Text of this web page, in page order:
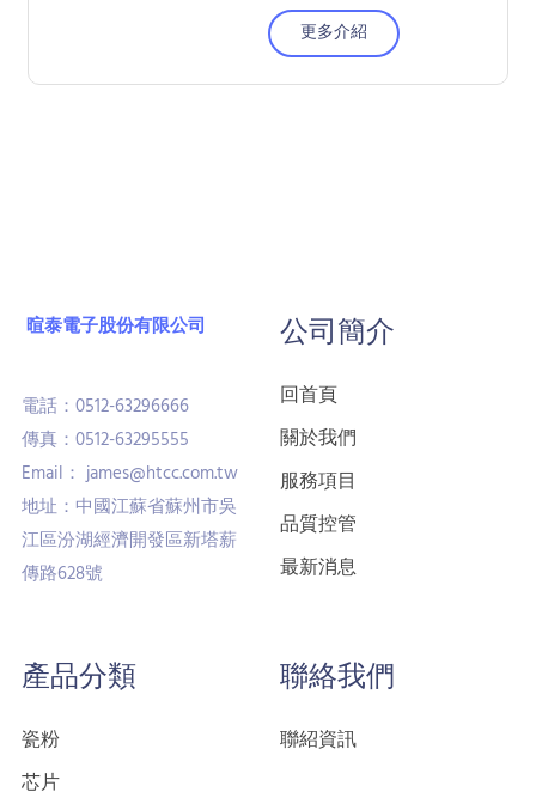
更多介紹
暄泰電子股份有限公司
電話：0512-63296666
傳真：0512-63295555
Email： james@htcc.com.tw
地址：中國江蘇省蘇州市吳
江區汾湖經濟開發區新塔薪
傳路628號
公司簡介
回首頁
關於我們
服務項目
品質控管
最新消息
產品分類
瓷粉
芯片
聯絡我們
聯紹資訊